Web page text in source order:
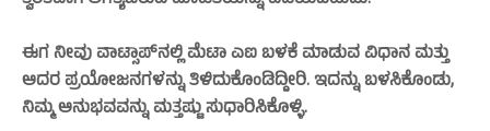
ಈಗ ನೀವು ವಾಟ್ಸಾಪ್‌ನಲ್ಲಿ ಮೆಟಾ ಎಐ ಬಳಕೆ ಮಾಡುವ ವಿಧಾನ ಮತ್ತು
ಅದರ ಪ್ರಯೋಜನಗಳನ್ನು ತಿಳಿದುಕೊಂಡಿದ್ದೀರಿ. ಇದನ್ನು ಬಳಸಿಕೊಂಡು,
ನಿಮ್ಮ ಅನುಭವವನ್ನು ಮತ್ತಷ್ಟು ಸುಧಾರಿಸಿಕೊಳ್ಳಿ.